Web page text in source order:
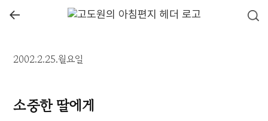
←
2002.2.25.월요일
소중한 딸에게